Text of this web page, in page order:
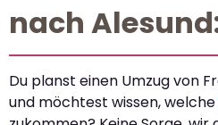
nach
Du planst einen Umzug von
und möchtest wissen, welche